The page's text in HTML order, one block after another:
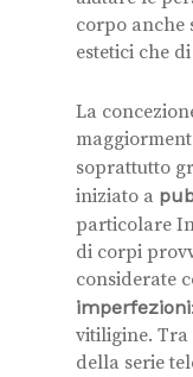
corpo anche
estetici che
La
soprattutto
iniziato a
particolare
di corpi
considerate
imperfezioni
vitiligine. Tra
della serie